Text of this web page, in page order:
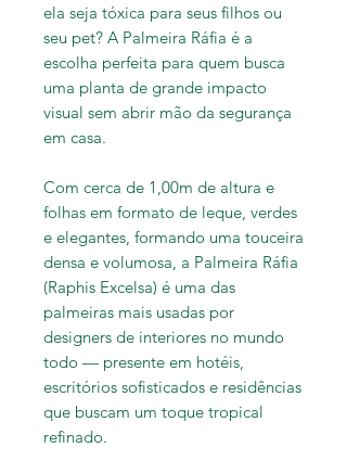
ela seja tóxica para seus filhos ou
seu pet? A Palmeira Ráfia é a
escolha perfeita para quem busca
uma planta de grande impacto
visual sem abrir mão da segurança
em casa.
Com cerca de 1,00m de altura e
folhas em formato de leque, verdes
e elegantes, formando uma touceira
densa e volumosa, a Palmeira Ráfia
(Raphis Excelsa) é uma das
palmeiras mais usadas por
designers de interiores no mundo
todo — presente em hotéis,
escritórios sofisticados e residências
que buscam um toque tropical
refinado.